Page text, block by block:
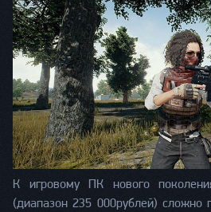
К игровому ПК нового
(диапазон 235 000рублей)